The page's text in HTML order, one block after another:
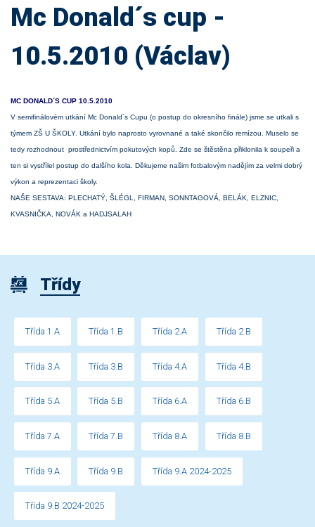
Mc Donald´s cup -
10.5.2010 (Václav)
MC DONALD´S CUP 10.5.2010
V semifinálovém utkání Mc Donald´s Cupu (o postup do okresního finále) jsme se utkali s
týmem ZŠ U ŠKOLY. Utkání bylo naprosto vyrovnané a také skončilo remízou. Muselo se
tedy rozhodnout prostřednictvím pokutových kopů. Zde se štěstěna přiklonila k soupeři a
ten si vystřílel postup do dalšího kola. Děkujeme našim fotbalovým nadějím za velmi dobrý
výkon a reprezentaci školy.
NAŠE SESTAVA: PLECHATÝ, ŠLÉGL, FIRMAN, SONNTAGOVÁ, BELÁK, ELZNIC,
KVASNIČKA, NOVÁK a HADJSALAH
Třídy
Třída 1.A Třída 1.B Třída 2.A Třída 2.B
Třída 3.A Třída 3.B Třída 4.A Třída 4.B
Třída 5.A Třída 5.B Třída 6.A Třída 6.B
Třída 7.A Třída 7.B Třída 8.A Třída 8.B
Třída 9.A Třída 9.B Třída 9.A 2024-2025
Třída 9.B 2024-2025